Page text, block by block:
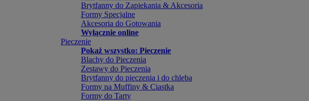
Brytfanny do Zapiekania & Akcesoria
Formy Specjalne
Akcesoria do Gotowania
Wyłącznie online
Pieczenie
Pokaż wszystko: Pieczenie
Blachy do Pieczenia
Zestawy do Pieczenia
Brytfanny do pieczenia i do chleba
Formy na Muffiny & Ciastka
Formy do Tarty